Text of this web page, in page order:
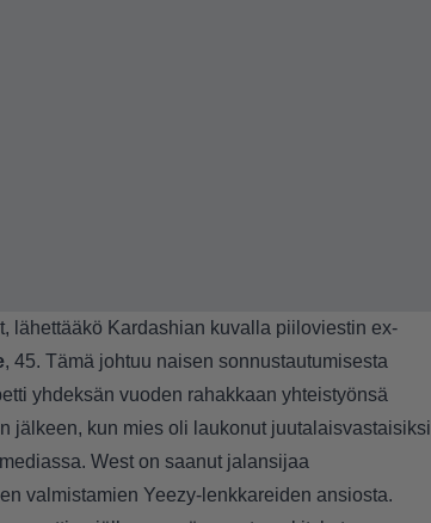
lähettääkö Kardashian kuvalla piiloviestin ex-
, 45. Tämä johtuu naisen sonnustautumisesta
yhdeksän vuoden rahakkaan yhteistyönsä
jälkeen, kun mies oli laukonut juutalaisvastaisiksi
West on saanut jalansijaa
valmistamien Yeezy-lenkkareiden ansiosta.